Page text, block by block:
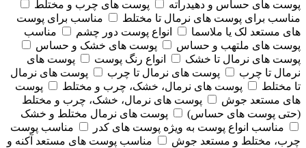
پوست های حساس و دهیدراته
پوست های چرب و مختلط
مناسب برای پوست های نرمال تا مختلط
مناسب برای پوست
های مستعد لک یا ملاسما
انواع پوست دور چشم
مناسب
پوست های ملتهب و حساس
پوست های خشک و حساس
پوست های نرمال تا خشک
انواع رنگ پوست
پوست های
نرمال تا چرب
پوست های نرمال تا چرب
پوست های نرمال
تا مختلط
پوست های نرمال، خشک، چرب و مختلط
پوست
های مستعد جوش
پوست های نرمال، خشک، چرب و مختلط
(حتی پوست های حساس)
پوست های نرمال مختلط و خشک
مناسب انواع پوست به ویژه پوست های کدر
مناسب پوست
چرب، مختلط و مستعد جوش
مناسب پوست های مستعد آکنه و